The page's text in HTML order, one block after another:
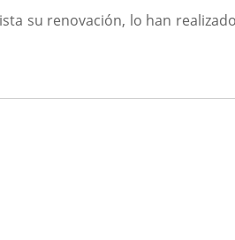
su renovación, lo han